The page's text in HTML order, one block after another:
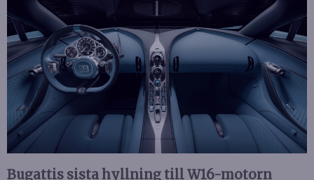
Bugattis sista hyllning till W16-motorn